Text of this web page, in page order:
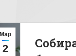
Мар
2